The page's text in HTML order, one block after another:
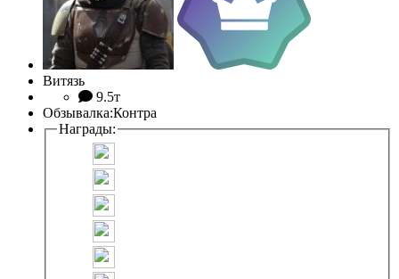
Витязь
9.5т
Обзывалка:Контра
Награды: